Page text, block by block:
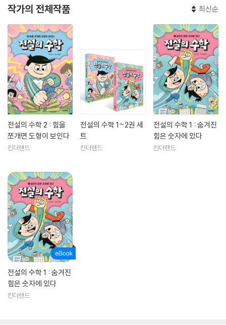
작가의 전체작품 최신순
전설의 수학 2 : 힘을
쪼개면 도형이 보인다
킨더랜드
전설의 수학 1~2권 세
트
킨더랜드
전설의 수학 1 : 숨겨진
힘은 숫자에 있다
킨더랜드
전설의 수학 1 : 숨겨진
힘은 숫자에 있다
킨더랜드